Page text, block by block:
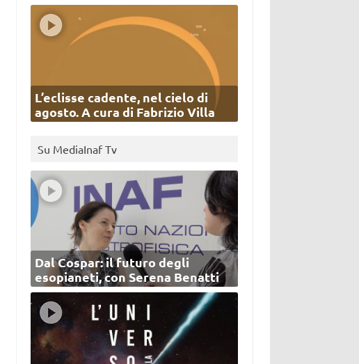
L’eclisse cadente, nel cielo di
agosto. A cura di Fabrizio Villa
Su MediaInaf Tv
Dal Cospar: il futuro degli
esopianeti, con Serena Benatti